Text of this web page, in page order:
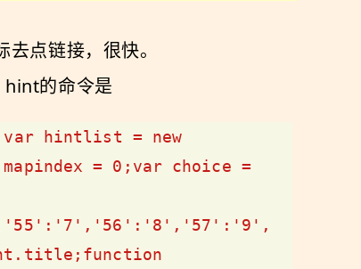
点链接，很快。
的命令是
hintlist = new
= 0;var choice =